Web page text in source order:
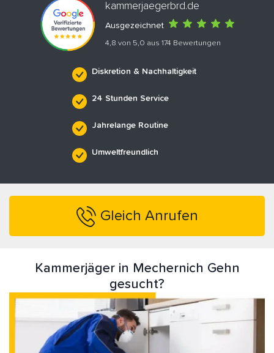
kammerjaegerbrd.de
Ausgezeichnet
4,8 von 5,0 aus 174 Bewertungen
Diskretion & Nachhaltigkeit
24 Stunden Service
Jahrelange Routine
Umweltfreundlich
Gleich Anrufen
Kammerjäger in Mechernich Gehn
gesucht?